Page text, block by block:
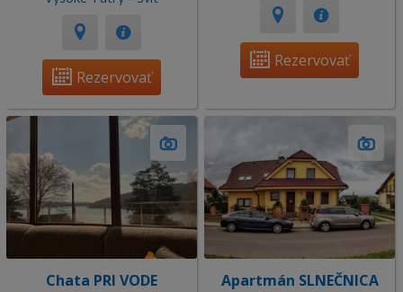
Rezervovať
Rezervovať
Chata PRI VODE Apartmán SLNEČNICA